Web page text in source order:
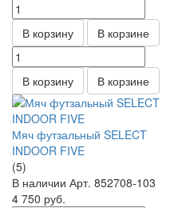
В корзину В корзине
В корзину В корзине
Мяч футзальный SELECT
INDOOR FIVE
(5)
В наличии Арт. 852708-103
4 750 руб.